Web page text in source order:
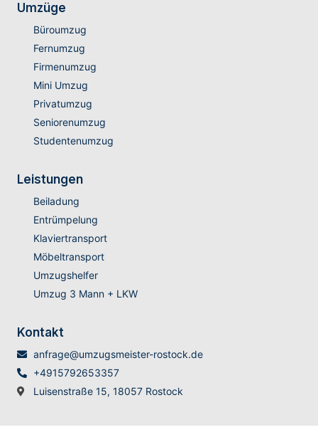
Umzüge
Büroumzug
Fernumzug
Firmenumzug
Mini Umzug
Privatumzug
Seniorenumzug
Studentenumzug
Leistungen
Beiladung
Entrümpelung
Klaviertransport
Möbeltransport
Umzugshelfer
Umzug 3 Mann + LKW
Kontakt
anfrage@umzugsmeister-rostock.de
+4915792653357
Luisenstraße 15, 18057 Rostock